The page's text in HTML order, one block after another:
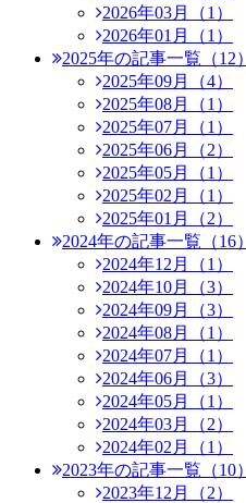
2026年03月（1）
2026年01月（1）
2025年の記事一覧（12）
2025年09月（4）
2025年08月（1）
2025年07月（1）
2025年06月（2）
2025年05月（1）
2025年02月（1）
2025年01月（2）
2024年の記事一覧（16）
2024年12月（1）
2024年10月（3）
2024年09月（3）
2024年08月（1）
2024年07月（1）
2024年06月（3）
2024年05月（1）
2024年03月（2）
2024年02月（1）
2023年の記事一覧（10）
2023年12月（2）